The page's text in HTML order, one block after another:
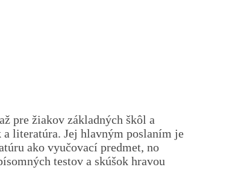
pre žiakov základných škôl a
literatúra. Jej hlavným poslaním je
ako vyučovací predmet, no
testov a skúšok hravou